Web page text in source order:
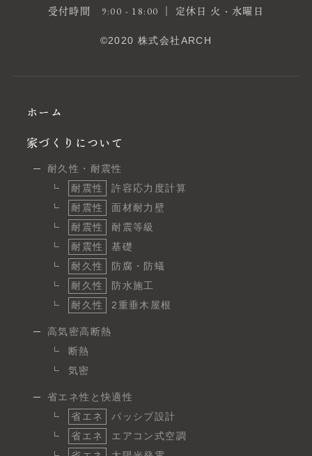
受付時間 9:00 - 18:00 ｜ 定休日 火・水曜日
©2020 株式会社ARCH
ホーム
家づくりについて
耐久性・耐震性
耐震性
許容応力度計算
耐震性
面材耐力壁
耐震性
耐震等級
耐震性
基礎
耐久性
防腐・防蟻
耐久性
防水施工
耐久性
2重垂木屋根
高気密高断熱
断熱
気密
省エネ性と快適性
省エネ
パッシブ設計
省エネ
エアコン式空調